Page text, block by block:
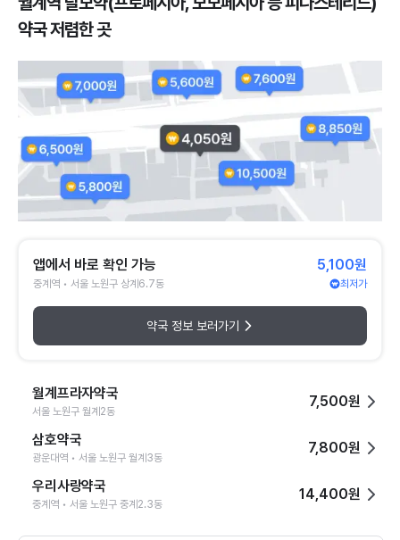
약국 저렴한 곳
앱에서 바로 확인 가능
중계역 • 서울 노원구 상계6.7동
5,100원
최저가
약국 정보 보러가기
월계프라자약국
서울 노원구 월계2동
7,500원
삼호약국
광운대역 • 서울 노원구 월계3동
7,800원
우리사랑약국
중계역 • 서울 노원구 중계2.3동
14,400원